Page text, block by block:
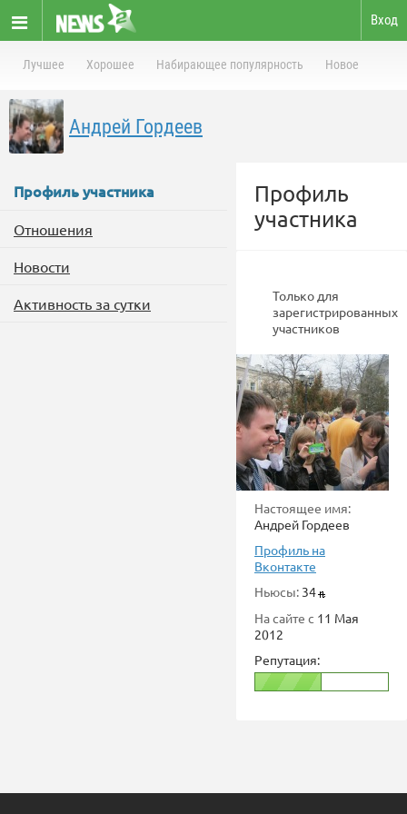
Вход
Лучшее Хорошее Набирающее популярность Новое
Андрей Гордеев
Профиль участника
Отношения
Новости
Активность за сутки
Профиль
участника
Только для
зарегистрированных
участников
Настоящее имя:
Андрей Гордеев
Профиль на
Вконтакте
Ньюсы: 34
На сайте с 11 Мая
2012
Репутация: